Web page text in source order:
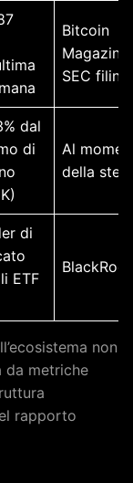
Bitcoin
Magazine
SEC
dal
di
Al
della
di
ETF
BlackRock
non
da metriche
rapporto